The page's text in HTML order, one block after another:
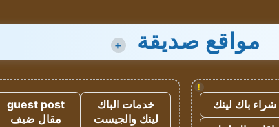
مواقع صديقة +
!
شراء باك لينك
خدمات الباك
لينك والجيست
guest post
مقال ضيف